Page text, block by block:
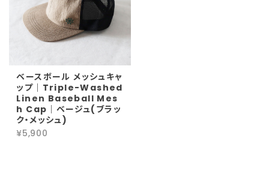
ベースボール メッシュキャ
ップ｜Triple-Washed
Linen Baseball Mes
h Cap｜ベージュ(ブラッ
ク・メッシュ)
¥5,900